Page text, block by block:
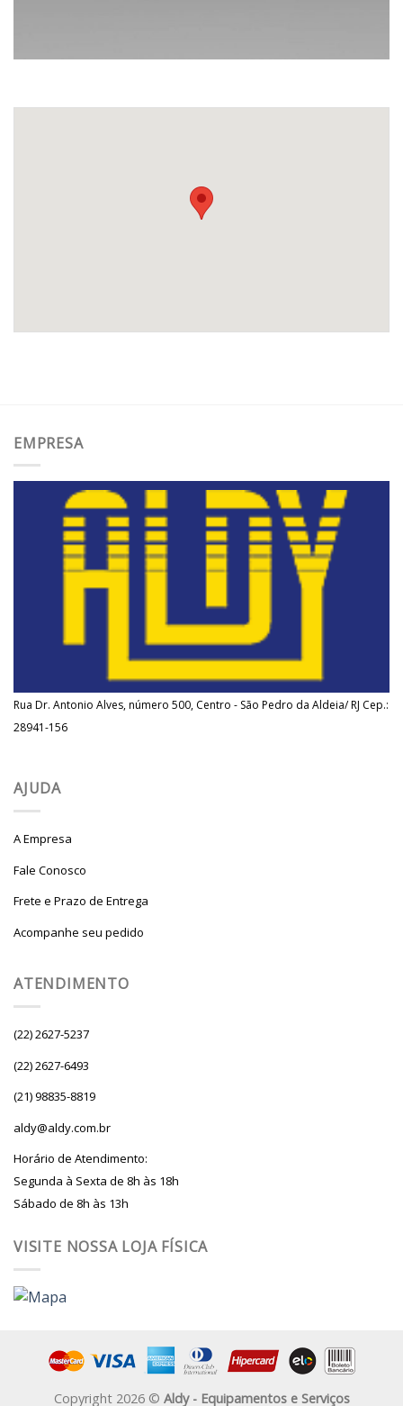
EMPRESA
Rua Dr. Antonio Alves, número 500, Centro - São Pedro da Aldeia/ RJ Cep.:
28941-156
AJUDA
A Empresa
Fale Conosco
Frete e Prazo de Entrega
Acompanhe seu pedido
ATENDIMENTO
(22) 2627-5237
(22) 2627-6493
(21) 98835-8819
aldy@aldy.com.br
Horário de Atendimento:
Segunda à Sexta de 8h às 18h
Sábado de 8h às 13h
VISITE NOSSA LOJA FÍSICA
Copyright 2026 © Aldy - Equipamentos e Serviços